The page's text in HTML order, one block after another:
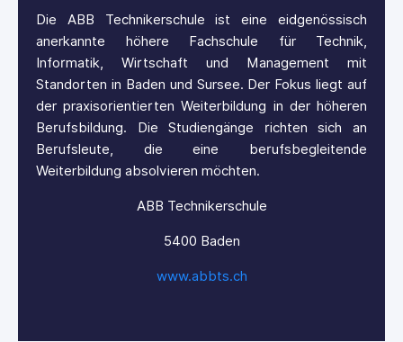
Die ABB Technikerschule ist eine eidgenössisch
anerkannte höhere Fachschule für Technik,
Informatik, Wirtschaft und Management mit
Standorten in Baden und Sursee. Der Fokus liegt auf
der praxisorientierten Weiterbildung in der höheren
Berufsbildung. Die Studiengänge richten sich an
Berufsleute, die eine berufsbegleitende
Weiterbildung absolvieren möchten.
ABB Technikerschule
5400 Baden
www.abbts.ch